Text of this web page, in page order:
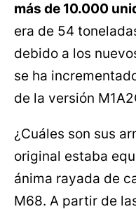
más de 10.000
era de 54
debido a los
se ha
de la versión
¿Cuáles son sus
original estaba
ánima rayada de
M68. A partir de